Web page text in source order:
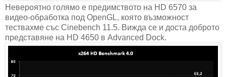
Невероятно голямо е предимството на HD 6570 за
видео-обработка под OpenGL, която възможност
тествахме със Cinebench 11.5. Вижда се и доста доброто
представяне на HD 4650 в Advanced Dock.